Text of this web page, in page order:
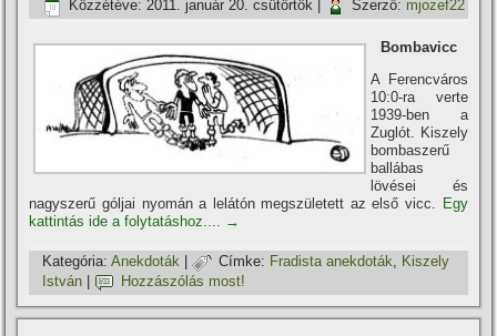
Közzétéve: 2011. január 20. csütörtök Szerző: mjozef22
Bombavicc
A Ferencváros
10:0-ra verte
1939-ben a
Zuglót. Kiszely
bombaszerű
ballábas
lövései és
nagyszerű góljai nyomán a lelátón megszületett az első vicc. Egy
kattintás ide a folytatáshoz.... →
Kategória: Anekdoták | Címke: Fradista anekdoták, Kiszely
István
Hozzászólás most!